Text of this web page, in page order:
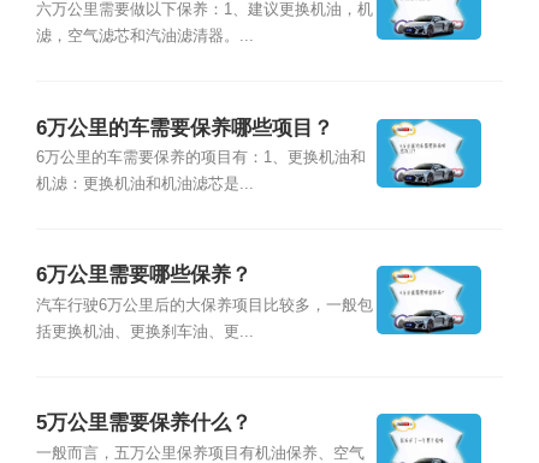
六万公里需要做以下保养：1、建议更换机油，机
滤，空气滤芯和汽油滤清器。...
6万公里的车需要保养哪些项目？
6万公里的车需要保养的项目有：1、更换机油和
机滤：更换机油和机油滤芯是...
6万公里需要哪些保养？
汽车行驶6万公里后的大保养项目比较多，一般包
括更换机油、更换刹车油、更...
5万公里需要保养什么？
一般而言，五万公里保养项目有机油保养、空气